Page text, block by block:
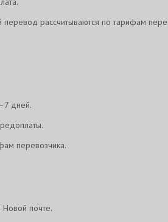
перевод рассчитываются по тарифам
дней.
перевозчика.
Новой почте.